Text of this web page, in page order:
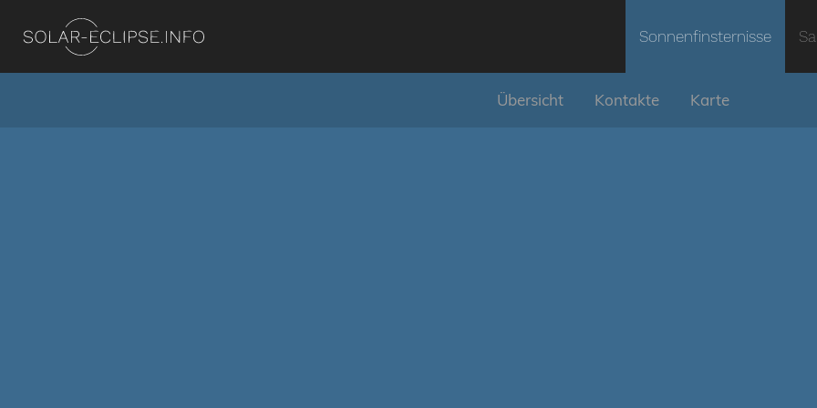
Sonnenfinsternisse
Übersicht Kontakte Karte